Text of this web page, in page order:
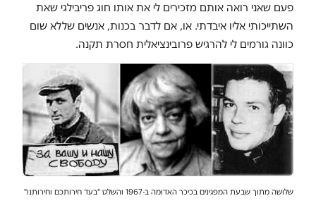
פעם שאני רואה אותם מזכירים לי את אותו חוג פריבילגי שאת
השתייכותי אליו איבדתי. או, אם לדבר בכנות, אנשים שללא שום
כוונה גורמים לי להרגיש פרובינציאלית חסרת תקנה.
שלושה מתוך שבעת המפגינים בכיכר האדומה ב-1967 והשלט "ב עד חירותכם וחירותנו"